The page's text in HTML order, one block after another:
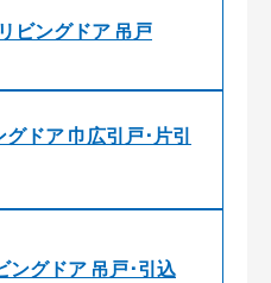
ビングドア 吊戸
ドア 巾広引戸･片引
グドア 吊戸･引込